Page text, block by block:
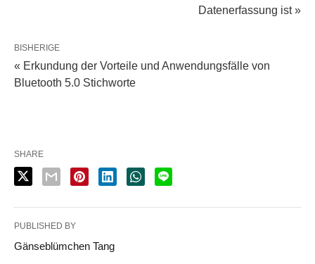
Datenerfassung ist »
BISHERIGE
« Erkundung der Vorteile und Anwendungsfälle von
Bluetooth 5.0 Stichworte
SHARE
PUBLISHED BY
Gänseblümchen Tang